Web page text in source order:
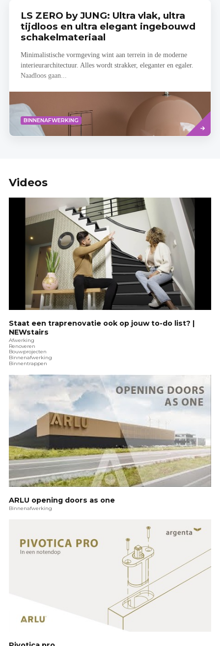
LS ZERO by JUNG: Ultra vlak, ultra
tijdloos en ultra elegant ingebouwd
schakelmateriaal
Minimalistische vormgeving wint aan terrein in de moderne
interieurarchitectuur. Alles wordt strakker, eleganter en egaler.
Naadloos gaan...
BINNENAFWERKING
Lees
meer
Videos
Staat een traprenovatie ook op jouw to-do list? |
NEWstairs
Afwerking
Renoveren
Bouwprojecten
Binnenafwerking
Binnentrappen
ARLU opening doors as one
Binnenafwerking